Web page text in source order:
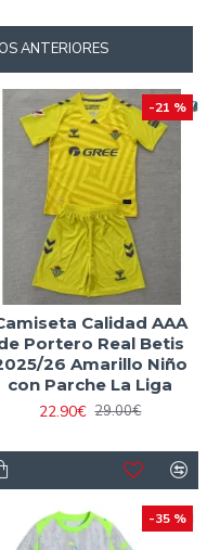
ANTERIORES
-21 %
Calidad AAA
Portero Real Betis
26 Amarillo Niño
con Parche La Liga
22.90€ 29.00€
-35 %